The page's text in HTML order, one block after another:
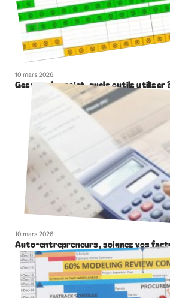
10 mars 2026
Gestion de projet, quels outils utiliser
10 mars 2026
Auto-entrepreneurs, soignez vos